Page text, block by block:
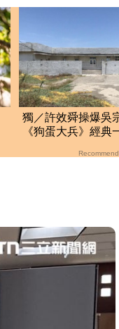
獨／許效舜操爆吳
《狗蛋大兵》經典